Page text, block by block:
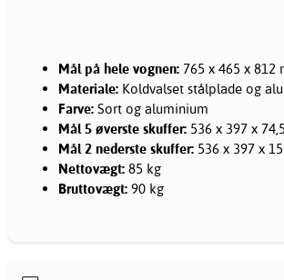
Mål på hele vognen: 765 x 465 x 812
Materiale: Koldvalset stålplade og
Farve: Sort og aluminium
Mål 5 øverste skuffer: 536 x 397 x
Mål 2 nederste skuffer: 536 x 397 x
Nettovægt: 85 kg
Bruttovægt: 90 kg